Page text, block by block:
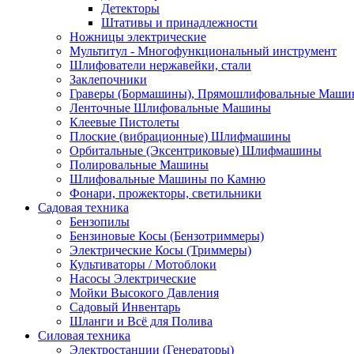
Детекторы
Штативы и принадлежности
Ножницы электрические
Мультитул - Многофункциональный инструмент
Шлифователи нержавейки, стали
Заклепочники
Граверы (Бормашины), Прямошлифовальные
Ленточные Шлифовальные Машины
Клеевые Пистолеты
Плоские (вибрационные) Шлифмашины
Орбитальные (Эксентриковые) Шлифмашины
Полировальные Машины
Шлифовальные Машины по Камню
Фонари, прожекторы, светильники
Садовая техника
Бензопилы
Бензиновые Косы (Бензотриммеры)
Электрические Косы (Триммеры)
Культиваторы / Мотоблоки
Насосы Электрические
Мойки Высокого Давления
Садовый Инвентарь
Шланги и Всё для Полива
Силовая техника
Электростанции (Генераторы)